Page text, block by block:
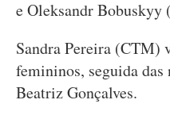
e Oleksandr Bobuskyy
Sandra Pereira (CTM)
femininos, seguida
Beatriz Gonçalves.